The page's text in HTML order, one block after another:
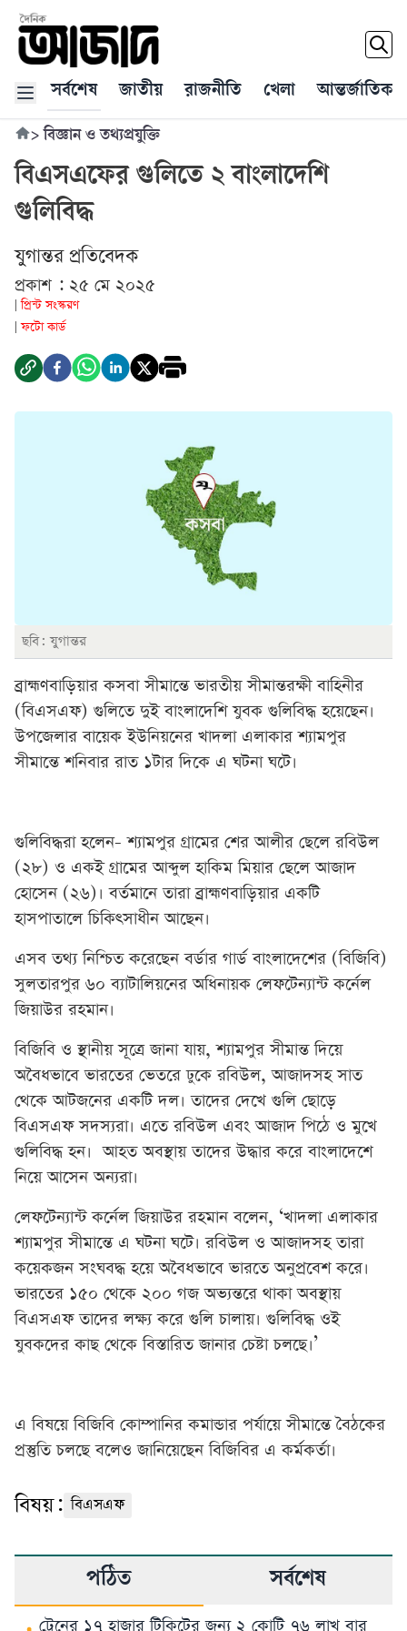
সর্বশেষ জাতীয় রাজনীতি খেলা আন্তর্জাতিক
>বিজ্ঞান ও তথ্যপ্রযুক্তি
বিএসএফের গুলিতে ২ বাংলাদেশি
গুলিবিদ্ধ
যুগান্তর প্রতিবেদক
প্রকাশ : ২৫ মে ২০২৫
প্রিন্ট সংস্করণ
ফটো কার্ড
ছবি: যুগান্তর
ব্রাহ্মণবাড়িয়ার কসবা সীমান্তে ভারতীয় সীমান্তরক্ষী বাহিনীর
(বিএসএফ) গুলিতে দুই বাংলাদেশি যুবক গুলিবিদ্ধ হয়েছেন।
উপজেলার বায়েক ইউনিয়নের খাদলা এলাকার শ্যামপুর
সীমান্তে শনিবার রাত ১টার দিকে এ ঘটনা ঘটে।
গুলিবিদ্ধরা হলেন- শ্যামপুর গ্রামের শের আলীর ছেলে রবিউল
(২৮) ও একই গ্রামের আব্দুল হাকিম মিয়ার ছেলে আজাদ
হোসেন (২৬)। বর্তমানে তারা ব্রাহ্মণবাড়িয়ার একটি
হাসপাতালে চিকিৎসাধীন আছেন।
এসব তথ্য নিশ্চিত করেছেন বর্ডার গার্ড বাংলাদেশের (বিজিবি)
সুলতারপুর ৬০ ব্যাটালিয়নের অধিনায়ক লেফটেন্যান্ট কর্নেল
জিয়াউর রহমান।
বিজিবি ও স্থানীয় সূত্রে জানা যায়, শ্যামপুর সীমান্ত দিয়ে
অবৈধভাবে ভারতের ভেতরে ঢুকে রবিউল, আজাদসহ সাত
থেকে আটজনের একটি দল। তাদের দেখে গুলি ছোড়ে
বিএসএফ সদস্যরা। এতে রবিউল এবং আজাদ পিঠে ও মুখে
গুলিবিদ্ধ হন। আহত অবস্থায় তাদের উদ্ধার করে বাংলাদেশে
নিয়ে আসেন অন্যরা।
লেফটেন্যান্ট কর্নেল জিয়াউর রহমান বলেন, ‘খাদলা এলাকার
শ্যামপুর সীমান্তে এ ঘটনা ঘটে। রবিউল ও আজাদসহ তারা
কয়েকজন সংঘবদ্ধ হয়ে অবৈধভাবে ভারতে অনুপ্রবেশ করে।
ভারতের ১৫০ থেকে ২০০ গজ অভ্যন্তরে থাকা অবস্থায়
বিএসএফ তাদের লক্ষ্য করে গুলি চালায়। গুলিবিদ্ধ ওই
যুবকদের কাছ থেকে বিস্তারিত জানার চেষ্টা চলছে।’
এ বিষয়ে বিজিবি কোম্পানির কমান্ডার পর্যায়ে সীমান্তে বৈঠকের
প্রস্তুতি চলছে বলেও জানিয়েছেন বিজিবির এ কর্মকর্তা।
বিষয়: বিএসএফ
পঠিত সর্বশেষ
ট্রেনের ১৭ হাজার টিকিটের জন্য ২ কোটি ৭৬ লাখ বার